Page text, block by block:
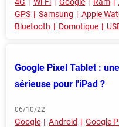
GPS
Samsung Apple
Bluetooth
Domotique
Google Pixel Tablet :
sérieuse pour l'iPad ?
06/10/22
Google Android Google